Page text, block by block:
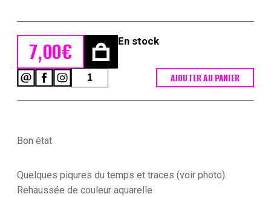
7,00€ En stock
quantité
de
Edition
Militaire
AJOUTER AU PANIER
Bon état
Quelques piqures du temps et traces (voir photo)
Rehaussée de couleur aquarelle